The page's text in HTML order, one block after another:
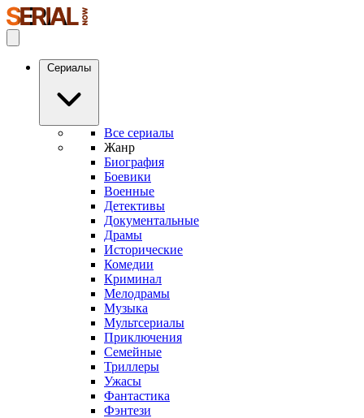
Сериалы
Все сериалы
Жанр
Биография
Боевики
Военные
Детективы
Документальные
Драмы
Исторические
Комедии
Криминал
Мелодрамы
Музыка
Мультсериалы
Приключения
Семейные
Триллеры
Ужасы
Фантастика
Фэнтези